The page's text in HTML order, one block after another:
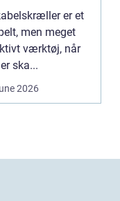
økonomi i
er et
men meget
værktøj, når
ska...
2026